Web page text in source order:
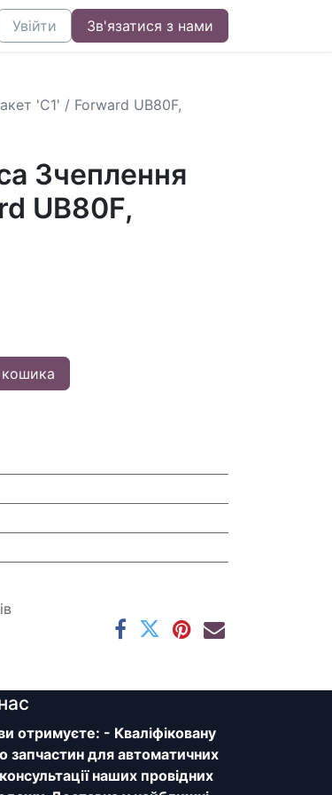
Увійти Зв'язатися з нами
'C1' / Forward UB80F,
Зчеплення
UB80F,
отримуєте: - Кваліфіковану
запчастин для автоматичних
наших провідних